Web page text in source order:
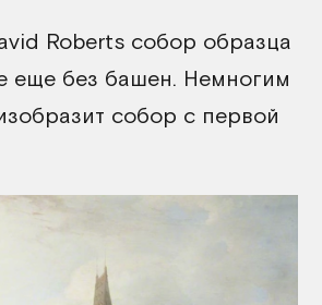
Roberts собор образца
еще без башен. Немногим
собор с первой